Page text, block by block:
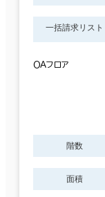
一括請求リスト
ＯＡフロア
階数
面積